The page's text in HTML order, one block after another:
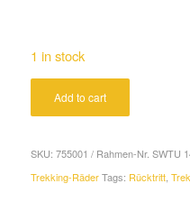
1 in stock
Add to cart
SKU: 755001 / Rahmen-Nr. SWTU
Trekking-Räder Tags: Rücktritt,